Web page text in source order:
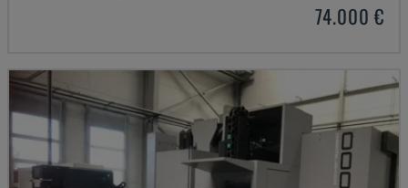
74.000 €